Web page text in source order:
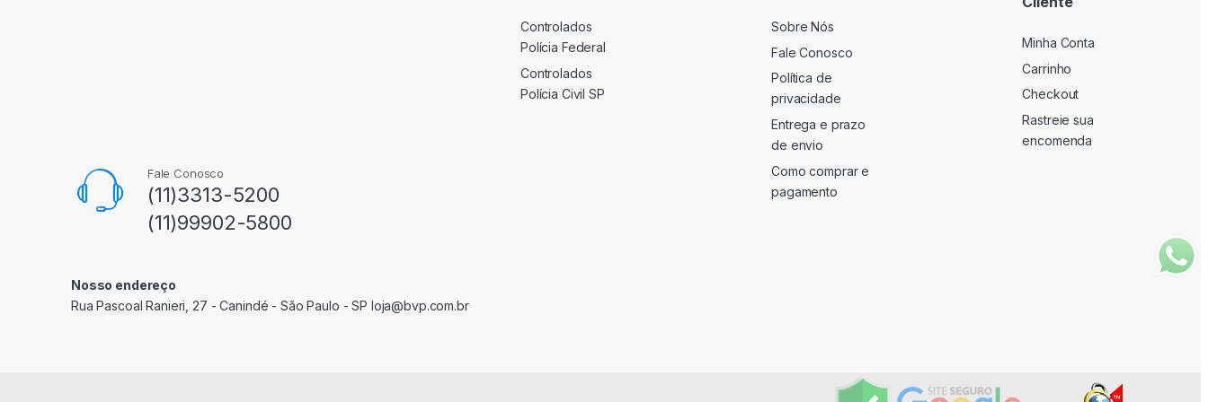
Fale Conosco
(11)3313-5200
(11)99902-5800
Nosso endereço
Rua Pascoal Ranieri, 27 - Canindé - São Paulo - SP loja@bvp.com.br
Controlados
Polícia Federal
Controlados
Polícia Civil SP
Sobre Nós
Fale Conosco
Política de
privacidade
Entrega e prazo
de envio
Como comprar e
pagamento
Minha Conta
Carrinho
Checkout
Rastreie sua
encomenda